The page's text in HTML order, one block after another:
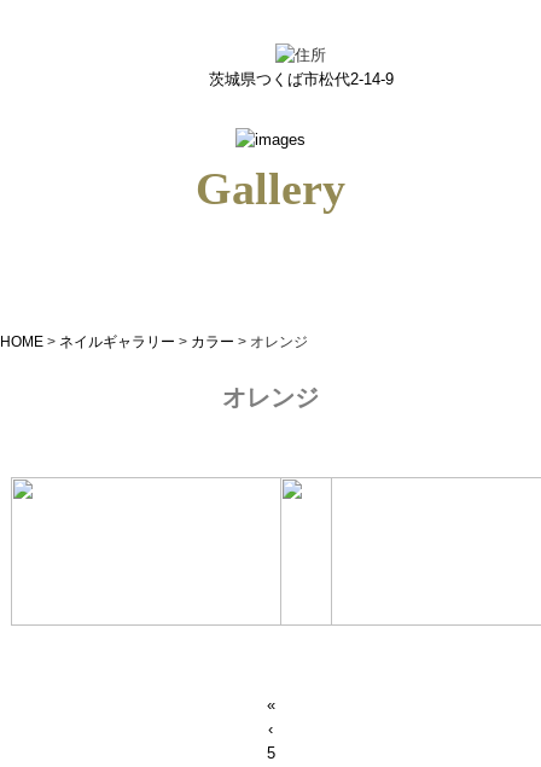
茨城県つくば市松代2-14-9
Gallery
HOME > ネイルギャラリー > カラー > オレンジ
オレンジ
«
‹
5